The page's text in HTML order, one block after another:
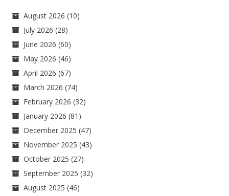
August 2026 (10)
July 2026 (28)
June 2026 (60)
May 2026 (46)
April 2026 (67)
March 2026 (74)
February 2026 (32)
January 2026 (81)
December 2025 (47)
November 2025 (43)
October 2025 (27)
September 2025 (32)
August 2025 (46)